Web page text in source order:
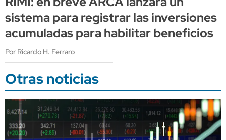
sistema para registrar las inversiones
acumuladas para habilitar beneficios
Por Ricardo H. Ferraro
Otras noticias